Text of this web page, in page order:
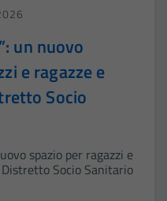
un nuovo
e ragazze e
Socio
spazio per ragazzi e
Socio Sanitario